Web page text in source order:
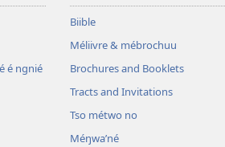
é ngnié
Biible
Méliivre & mébrochuu
Brochures and Booklets
Tracts and Invitations
Tso métwo no
Méŋwa’né